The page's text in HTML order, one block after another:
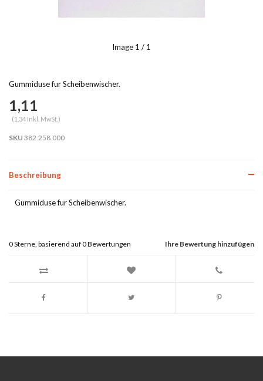
Image 1 / 1
Gummiduse fur Scheibenwischer.
1,11
(1,34 Inkl. MwSt.)
SKU 382.258.000
Beschreibung
Gummiduse fur Scheibenwischer.
Ihre Bewertung hinzufügen
0Sterne, basierend auf0Bewertungen